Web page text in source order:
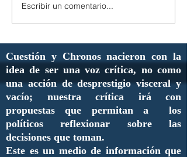
Escribir un comentario...
Cuestión y Chronos nacieron con la
idea de ser una voz crítica, no como
una acción de desprestigio visceral y
vacío; nuestra crítica irá con
propuestas que permitan a los
políticos reflexionar sobre las
decisiones que toman.
Este es un medio de información que